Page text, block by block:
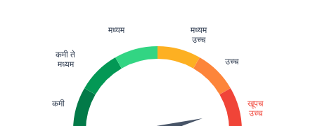
कमी
कमी ते
मध्यम
मध्यम
मध्यम
उच्च
उच्च
खूपच
उच्च